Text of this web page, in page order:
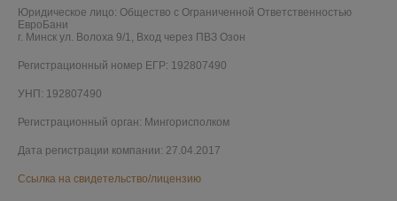
Юридическое лицо: Общество с Ограниченной Ответственностью
ЕвроБани
г. Минск ул. Волоха 9/1, Вход через ПВЗ Озон
Регистрационный номер ЕГР: 192807490
УНП: 192807490
Регистрационный орган: Мингорисполком
Дата регистрации компании: 27.04.2017
Ссылка на свидетельство/лицензию